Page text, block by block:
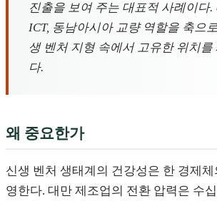
진출을 보여 주는 대표적 사례이다.
ICT, 동남아시아 교량 역할을 축으
생 벤처 지형 속에서 고유한 위치를
다.
왜 중요한가
신생 벤처 생태계의 건강성은 한 경제
영한다. 대만 제조업의 전환 압력은 수